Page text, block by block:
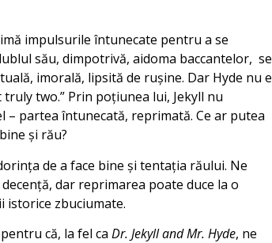
impulsurile întunecate pentru a se
său, dimpotrivă, aidoma baccantelor, se
imorală, lipsită de ruşine. Dar Hyde nu e
two.” Prin poţiunea lui, Jekyll nu
– partea întunecată, reprimată. Ce ar putea
şi rău?
de a face bine şi tentaţia răului. Ne
dar reprimarea poate duce la o
istorice zbuciumate.
că, la fel ca Dr. Jekyll and Mr. Hyde, ne